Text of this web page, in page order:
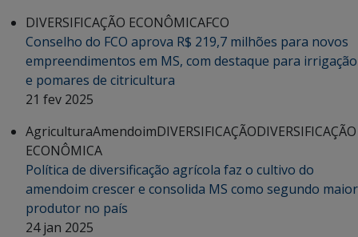
DIVERSIFICAÇÃO ECONÔMICAFCO
Conselho do FCO aprova R$ 219,7 milhões para novos
empreendimentos em MS, com destaque para irrigação
e pomares de citricultura
21 fev 2025
AgriculturaAmendoimDIVERSIFICAÇÃODIVERSIFICAÇÃO
ECONÔMICA
Política de diversificação agrícola faz o cultivo do
amendoim crescer e consolida MS como segundo maior
produtor no país
24 jan 2025